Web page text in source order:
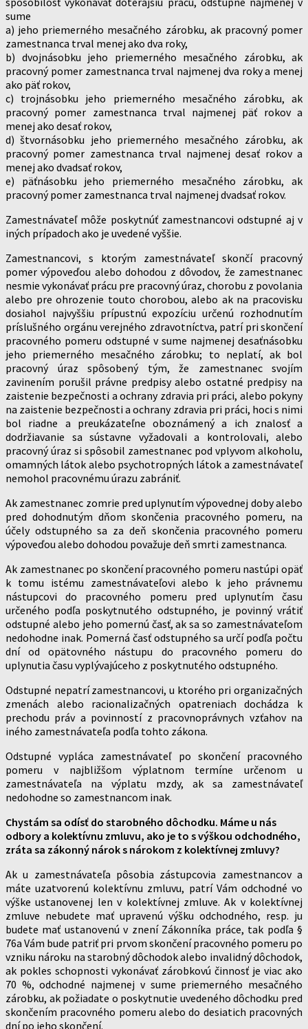
sume
a) jeho priemerného mesačného zárobku, ak pracovný pomer
zamestnanca trval menej ako dva roky,
b) dvojnásobku jeho priemerného mesačného zárobku, ak
pracovný pomer zamestnanca trval najmenej dva roky a menej
ako päť rokov,
c) trojnásobku jeho priemerného mesačného zárobku, ak
pracovný pomer zamestnanca trval najmenej päť rokov a
menej ako desať rokov,
d) štvornásobku jeho priemerného mesačného zárobku, ak
pracovný pomer zamestnanca trval najmenej desať rokov a
menej ako dvadsať rokov,
e) päťnásobku jeho priemerného mesačného zárobku, ak
pracovný pomer zamestnanca trval najmenej dvadsať rokov.
Zamestnávateľ môže poskytnúť zamestnancovi odstupné aj v
iných prípadoch ako je uvedené vyššie.
Zamestnancovi, s ktorým zamestnávateľ skončí pracovný
pomer výpoveďou alebo dohodou z dôvodov, že zamestnanec
nesmie vykonávať prácu pre pracovný úraz, chorobu z povolania
alebo pre ohrozenie touto chorobou, alebo ak na pracovisku
dosiahol najvyššiu prípustnú expozíciu určenú rozhodnutím
príslušného orgánu verejného zdravotníctva, patrí pri skončení
pracovného pomeru odstupné v sume najmenej desaťnásobku
jeho priemerného mesačného zárobku; to neplatí, ak bol
pracovný úraz spôsobený tým, že zamestnanec svojím
zavinením porušil právne predpisy alebo ostatné predpisy na
zaistenie bezpečnosti a ochrany zdravia pri práci, alebo pokyny
na zaistenie bezpečnosti a ochrany zdravia pri práci, hoci s nimi
bol riadne a preukázateľne oboznámený a ich znalosť a
dodržiavanie sa sústavne vyžadovali a kontrolovali, alebo
pracovný úraz si spôsobil zamestnanec pod vplyvom alkoholu,
omamných látok alebo psychotropných látok a zamestnávateľ
nemohol pracovnému úrazu zabrániť.
Ak zamestnanec zomrie pred uplynutím výpovednej doby alebo
pred dohodnutým dňom skončenia pracovného pomeru, na
účely odstupného sa za deň skončenia pracovného pomeru
výpoveďou alebo dohodou považuje deň smrti zamestnanca.
Ak zamestnanec po skončení pracovného pomeru nastúpi opäť
k tomu istému zamestnávateľovi alebo k jeho právnemu
nástupcovi do pracovného pomeru pred uplynutím času
určeného podľa poskytnutého odstupného, je povinný vrátiť
odstupné alebo jeho pomernú časť, ak sa so zamestnávateľom
nedohodne inak. Pomerná časť odstupného sa určí podľa počtu
dní od opätovného nástupu do pracovného pomeru do
uplynutia času vyplývajúceho z poskytnutého odstupného.
Odstupné nepatrí zamestnancovi, u ktorého pri organizačných
zmenách alebo racionalizačných opatreniach dochádza k
prechodu práv a povinností z pracovnoprávnych vzťahov na
iného zamestnávateľa podľa tohto zákona.
Odstupné vypláca zamestnávateľ po skončení pracovného
pomeru v najbližšom výplatnom termíne určenom u
zamestnávateľa na výplatu mzdy, ak sa zamestnávateľ
nedohodne so zamestnancom inak.
Chystám sa odísť do starobného dôchodku. Máme u nás
odbory a kolektívnu zmluvu, ako je to s výškou odchodného,
zráta sa zákonný nárok s nárokom z kolektívnej zmluvy?
Ak u zamestnávateľa pôsobia zástupcovia zamestnancov a
máte uzatvorenú kolektívnu zmluvu, patrí Vám odchodné vo
výške ustanovenej len v kolektívnej zmluve. Ak v kolektívnej
zmluve nebudete mať upravenú výšku odchodného, resp. ju
budete mať ustanovenú v znení Zákonníka práce, tak podľa §
76a Vám bude patriť pri prvom skončení pracovného pomeru po
vzniku nároku na starobný dôchodok alebo invalidný dôchodok,
ak pokles schopnosti vykonávať zárobkovú činnosť je viac ako
70 %, odchodné najmenej v sume priemerného mesačného
zárobku, ak požiadate o poskytnutie uvedeného dôchodku pred
skončením pracovného pomeru alebo do desiatich pracovných
dní po jeho skončení.